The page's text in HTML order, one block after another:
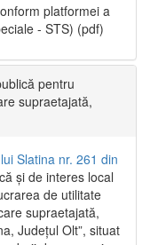
platformei a
- STS) (pdf)
pentru
supraetajată,
Slatina nr. 261 din
și de interes local
de utilitate
supraetajată,
Județul Olt”, situat